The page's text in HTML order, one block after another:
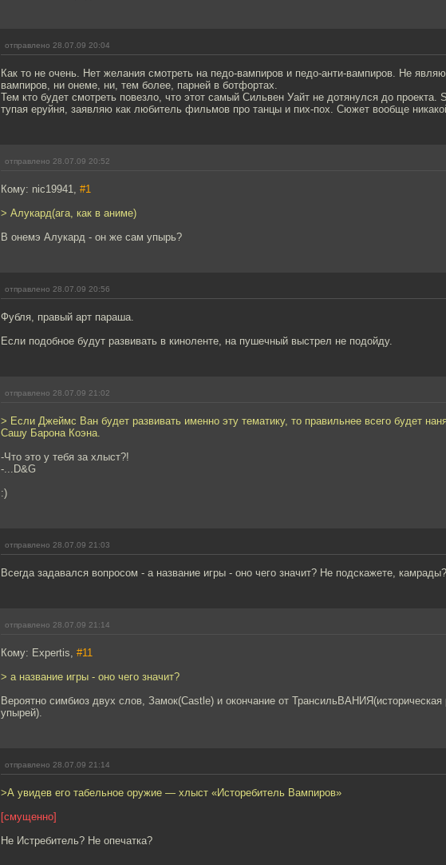
отправлено 28.07.09 20:04
Как то не очень. Нет желания смотреть на педо-вампиров и педо-анти-вампиров. Не
вампиров, ни онеме, ни, тем более, парней в ботфортах.
Тем кто будет смотреть повезло, что этот самый Сильвен Уайт не дотянулся до проекта.
тупая еруйня, заявляю как любитель фильмов про танцы и пих-пох. Сюжет вообще
отправлено 28.07.09 20:52
Кому: nic19941, #1
> Алукард(ага, как в аниме)
В онемэ Алукард - он же сам упырь?
отправлено 28.07.09 20:56
Фубля, правый арт параша.
Если подобное будут развивать в киноленте, на пушечный выстрел не подойду.
отправлено 28.07.09 21:02
> Если Джеймс Ван будет развивать именно эту тематику, то правильнее всего будет
Сашу Барона Коэна.
-Что это у тебя за хлыст?!
-...D&G
:)
отправлено 28.07.09 21:03
Всегда задавался вопросом - а название игры - оно чего значит? Не подскажете, камрады?
отправлено 28.07.09 21:14
Кому: Expertis, #11
> а название игры - оно чего значит?
Вероятно симбиоз двух слов, Замок(Castle) и окончание от ТрансильВАНИЯ(историческая
упырей).
отправлено 28.07.09 21:14
>А увидев его табельное оружие — хлыст «Исторебитель Вампиров»
[смущенно]
Не Истребитель? Не опечатка?